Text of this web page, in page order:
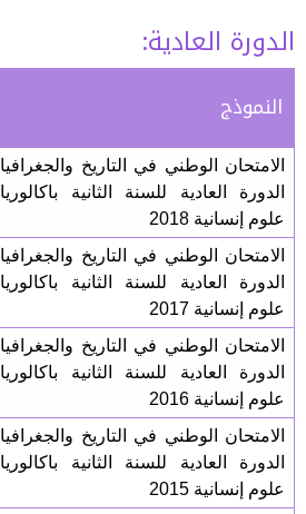
الدورة العادية:
النموذج
الامتحان الوطني في التاريخ والجغرافيا
الدورة العادية للسنة الثانية باكالوريا
علوم إنسانية 2018
الامتحان الوطني في التاريخ والجغرافيا
الدورة العادية للسنة الثانية باكالوريا
علوم إنسانية 2017
الامتحان الوطني في التاريخ والجغرافيا
الدورة العادية للسنة الثانية باكالوريا
علوم إنسانية 2016
الامتحان الوطني في التاريخ والجغرافيا
الدورة العادية للسنة الثانية باكالوريا
علوم إنسانية 2015